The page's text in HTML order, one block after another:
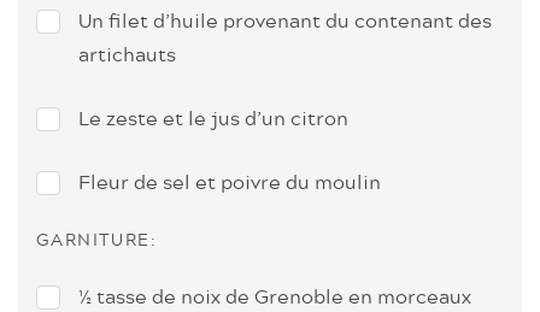
Un filet d’huile provenant du contenant des
artichauts
Le zeste et le jus d’un citron
Fleur de sel et poivre du moulin
GARNITURE:
½ tasse de noix de Grenoble en morceaux